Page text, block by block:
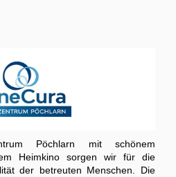
Pöchlarn mit schönem
Heimkino sorgen wir für die
der betreuten Menschen. Die